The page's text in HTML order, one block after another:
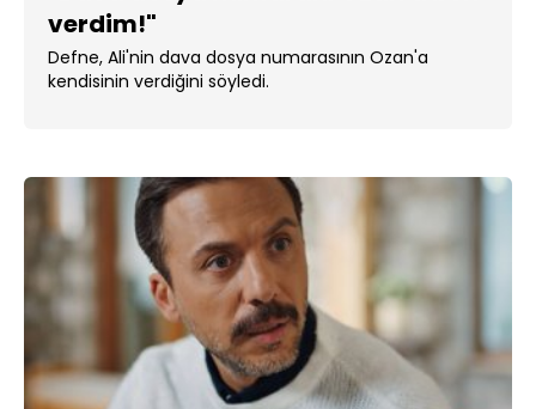
verdim!"
Defne, Ali'nin dava dosya numarasının Ozan'a
kendisinin verdiğini söyledi.